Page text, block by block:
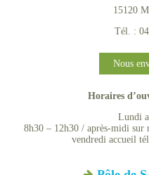
15120
Tél. :
Nous
Horaires
Lundi
8h30 – 12h30 / après-midi sur
vendredi accueil